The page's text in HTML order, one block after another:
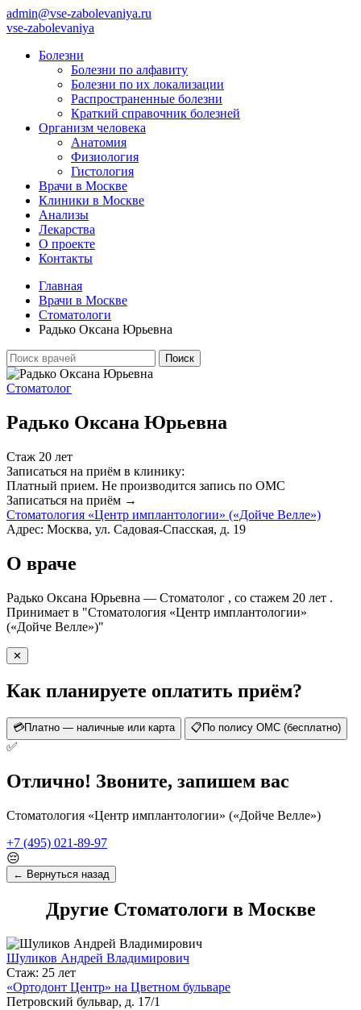
admin@vse-zabolevaniya.ru
vse-zabolevaniya
Болезни
Болезни по алфавиту
Болезни по их локализации
Распространенные болезни
Краткий справочник болезней
Организм человека
Анатомия
Физиология
Гистология
Врачи в Москве
Клиники в Москве
Анализы
Лекарства
О проекте
Контакты
Главная
Врачи в Москве
Стоматологи
Радько Оксана Юрьевна
Стоматолог
Радько Оксана Юрьевна
Стаж 20 лет
Записаться на приём в клинику:
Платный прием. Не производится запись по ОМС
Записаться на приём →
Стоматология «Центр имплантологии» («Дойче Велле»)
Адрес: Москва, ул. Садовая-Спасская, д. 19
О враче
Радько Оксана Юрьевна — Стоматолог , со стажем 20 лет .
Принимает в "Стоматология «Центр имплантологии»
(«Дойче Велле»)"
✕
Как планируете оплатить приём?
💳Платно — наличные или карта 📋 По полису ОМС (бесплатно)
✅
Отлично! Звоните, запишем вас
Стоматология «Центр имплантологии» («Дойче Велле»)
+7 (495) 021-89-97
😔
← Вернуться назад
Другие Стоматологи в Москве
Шуликов Андрей Владимирович
Стаж: 25 лет
«Ортодонт Центр» на Цветном бульваре
Петровский бульвар, д. 17/1